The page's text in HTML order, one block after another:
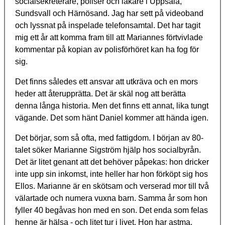
Sundsvall och Härnösand. Jag har sett på videoband
och lyssnat på inspelade telefonsamtal. Det har tagit
mig ett år att komma fram till att Mariannes förtvivlade
kommentar på kopian av polisförhöret kan ha fog för
sig.
Det finns således ett ansvar att utkräva och en mors
heder att återupprätta. Det är skäl nog att berätta
denna långa historia. Men det finns ett annat, lika tungt
vägande. Det som hänt Daniel kommer att hända igen.
Det börjar, som så ofta, med fattigdom. I början av 80-
talet söker Marianne Sigström hjälp hos socialbyrån.
Det är litet genant att det behöver påpekas: hon dricker
inte upp sin inkomst, inte heller har hon förköpt sig hos
Ellos. Marianne är en skötsam och verserad mor till två
välartade och numera vuxna barn. Samma år som hon
fyller 40 begåvas hon med en son. Det enda som felas
henne är hälsa - och litet tur i livet. Hon har astma,